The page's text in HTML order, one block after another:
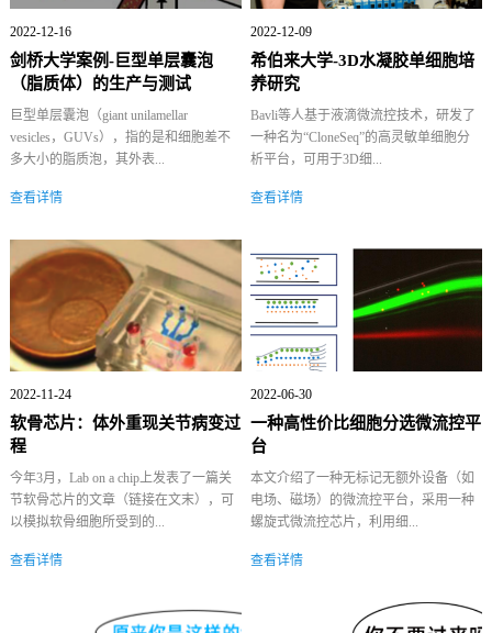
2022-12-16
剑桥大学案例-巨型单层囊泡
（脂质体）的生产与测试
巨型单层囊泡（giant unilamellar
vesicles，GUVs），指的是和细胞差不
多大小的脂质泡，其外表...
查看详情
2022-12-09
希伯来大学-3D水凝胶单细胞培
养研究
Bavli等人基于液滴微流控技术，研发了
一种名为“CloneSeq”的高灵敏单细胞分
析平台，可用于3D细...
查看详情
2022-11-24
软骨芯片：体外重现关节病变过
程
今年3月，Lab on a chip上发表了一篇关
节软骨芯片的文章（链接在文末），可
以模拟软骨细胞所受到的...
查看详情
2022-06-30
一种高性价比细胞分选微流控平
台
本文介绍了一种无标记无额外设备（如
电场、磁场）的微流控平台，采用一种
螺旋式微流控芯片，利用细...
查看详情